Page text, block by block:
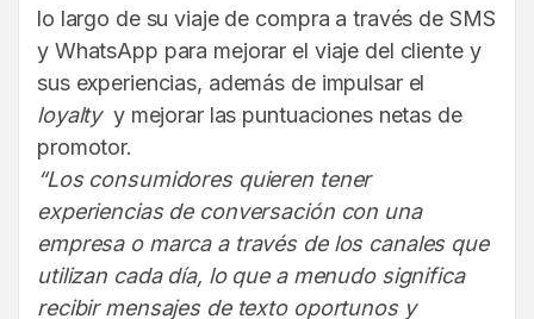
lo largo de su viaje de compra a través de SMS
y WhatsApp para mejorar el viaje del cliente y
sus experiencias, además de impulsar el
loyaltyy mejorar las puntuaciones netas de
promotor.
“Los consumidores quieren tener
experiencias de conversación con una
empresa o marca a través de los canales que
utilizan cada día, lo que a menudo significa
recibir mensajes de texto oportunos y